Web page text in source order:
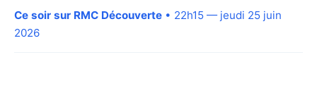
Ce soir sur RMC Découverte • 22h15 — jeudi 25 juin
2026